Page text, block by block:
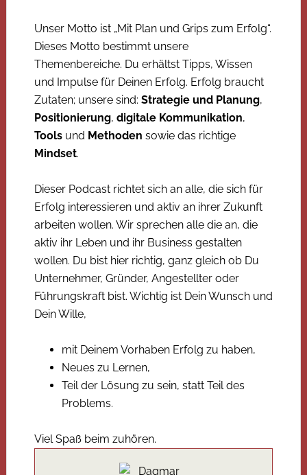
Unser Motto ist „Mit Plan und Grips zum Erfolg“.
Dieses Motto bestimmt unsere
Themenbereiche. Du erhältst Tipps, Wissen
und Impulse für Deinen Erfolg. Erfolg braucht
Zutaten; unsere sind: Strategie und Planung,
Positionierung, digitale Kommunikation,
Toolsund Methoden sowie das richtige
Mindset.
Dieser Podcast richtet sich an alle, die sich für
Erfolg interessieren und aktiv an ihrer Zukunft
arbeiten wollen. Wir sprechen alle die an, die
aktiv ihr Leben und ihr Business gestalten
wollen. Du bist hier richtig, ganz gleich ob Du
Unternehmer, Gründer, Angestellter oder
Führungskraft bist. Wichtig ist Dein Wunsch und
Dein Wille,
mit Deinem Vorhaben Erfolg zu haben,
Neues zu Lernen,
Teil der Lösung zu sein, statt Teil des
Problems.
Viel Spaß beim zuhören.